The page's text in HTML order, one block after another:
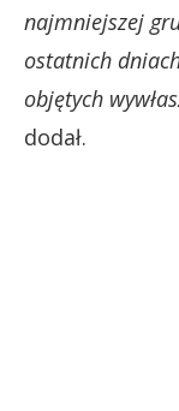
najmniejszej
ostatnich
objętych
dodał.